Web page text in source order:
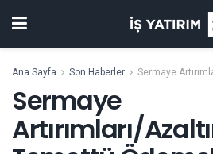
Ana Sayfa Son Haberler Sermaye
Sermaye
Artırımları/